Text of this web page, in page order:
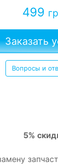
499
Заказать
Вопросы и
5%